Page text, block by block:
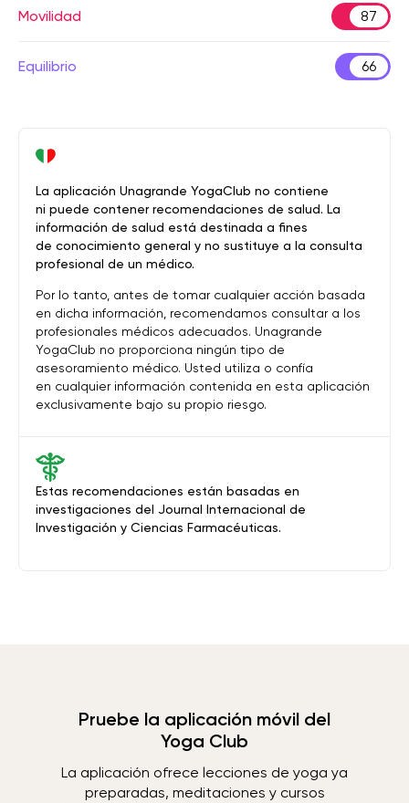
Movilidad 87
Equilibrio 66
Estas recomendaciones están basadas en
investigaciones del Journal Internacional de
Investigación y Ciencias Farmacéuticas.
La aplicación Unagrande YogaClub no contiene
ni puede contener recomendaciones de salud. La
información de salud está destinada a fines
de conocimiento general y no sustituye a la consulta
profesional de un médico.
Por lo tanto, antes de tomar cualquier acción basada
en dicha información, recomendamos consultar a los
profesionales médicos adecuados. Unagrande
YogaClub no proporciona ningún tipo de
asesoramiento médico. Usted utiliza o confía
en cualquier información contenida en esta aplicación
exclusivamente bajo su propio riesgo.
Pruebe la aplicación móvil del
Yoga Club
La aplicación ofrece lecciones de yoga ya
preparadas, meditaciones y cursos